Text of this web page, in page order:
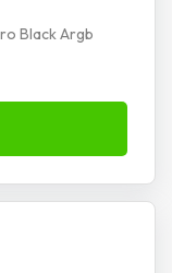
Black Argb